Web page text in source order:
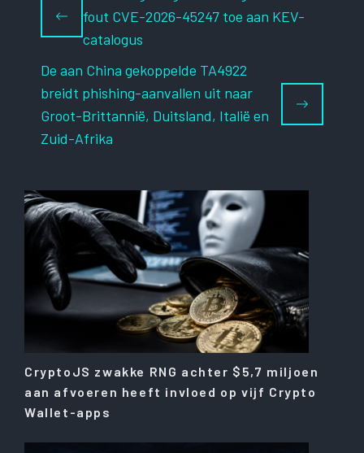
fout CVE-2026-45247 toe aan KEV-
catalogus
De aan China gekoppelde TA4922
breidt phishing-aanvallen uit naar
Groot-Brittannië, Duitsland, Italië en
Zuid-Afrika
CryptoJS zwakke RNG achter $5,7 miljoen
aan afvoeren heeft invloed op vijf Crypto
Wallet-apps